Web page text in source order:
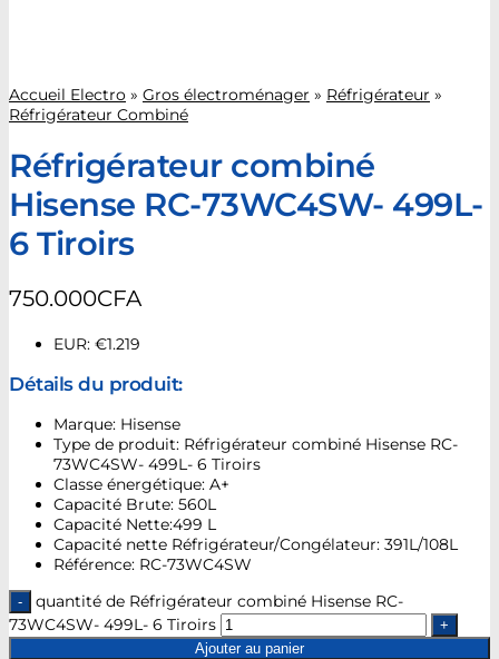
Accueil Electro » Gros électroménager » Réfrigérateur »
Réfrigérateur Combiné
Réfrigérateur combiné
Hisense RC-73WC4SW- 499L-
6 Tiroirs
750.000CFA
EUR: €1.219
Détails du produit:
Marque: Hisense
Type de produit: Réfrigérateur combiné Hisense RC-
73WC4SW- 499L- 6 Tiroirs
Classe énergétique: A+
Capacité Brute: 560L
Capacité Nette:499 L
Capacité nette Réfrigérateur/Congélateur: 391L/108L
Référence: RC-73WC4SW
quantité de Réfrigérateur combiné Hisense RC-
73WC4SW- 499L- 6 Tiroirs
Ajouter au panier